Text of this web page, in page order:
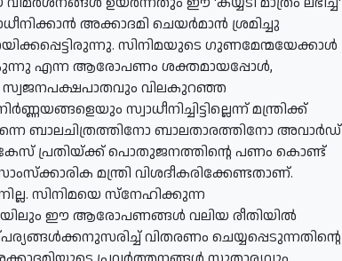
അക്കാദമി ചെയര്‍മാന്‍ ശ്രമിച്ചു
സിനിമയുടെ ഗുണമേന്മയേക്കാള്‍
എന്ന ആരോപണം ശക്തമായപ്പോള്‍,
സ്വജനപക്ഷപാതവും വിലകുറഞ്ഞ
സ്വാധീനിച്ചിട്ടില്ലെന്ന് മന്ത്രിക്ക്
ബാലചിത്രത്തിനോ ബാലതാരത്തിനോ അവാര്‍ഡ്
പ്രതിയ്ക്ക് പൊതുജനത്തിന്റെ പണം കൊണ്ട്
മന്ത്രി വിശദീകരിക്കേണ്ടതാണ്.
സിനിമയെ സ്‌നേഹിക്കുന്ന
ഈ ആരോപണങ്ങള്‍ വലിയ രീതിയില്‍
വിതരണം ചെയ്യപ്പെടുന്നതിന്റെ